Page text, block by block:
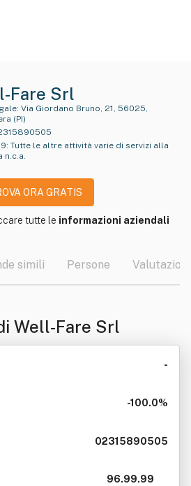
Fare Srl
(PI)
: Tutte le altre attività varie di servizi alla
n.c.a.
ORA GRATIS
tutte le informazioni aziendali
simili Persone Valutazioni
Well-Fare Srl
-
-100.0%
02315890505
96.99.99